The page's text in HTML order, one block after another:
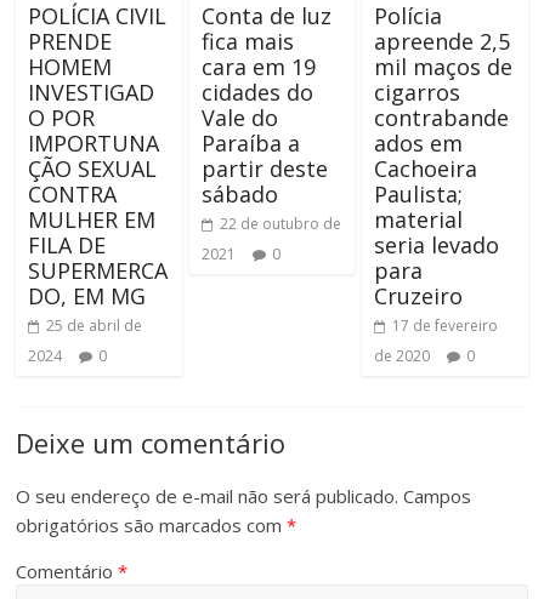
POLÍCIA CIVIL
PRENDE
HOMEM
INVESTIGAD
O POR
IMPORTUNA
ÇÃO SEXUAL
CONTRA
MULHER EM
FILA DE
SUPERMERCA
DO, EM MG
25 de abril de
2024
0
Conta de luz
fica mais
cara em 19
cidades do
Vale do
Paraíba a
partir deste
sábado
22 de outubro de
2021
0
Polícia
apreende 2,5
mil maços de
cigarros
contrabande
ados em
Cachoeira
Paulista;
material
seria levado
para
Cruzeiro
17 de fevereiro
de 2020
0
Deixe um comentário
O seu endereço de e-mail não será publicado. Campos
obrigatórios são marcados com*
Comentário*